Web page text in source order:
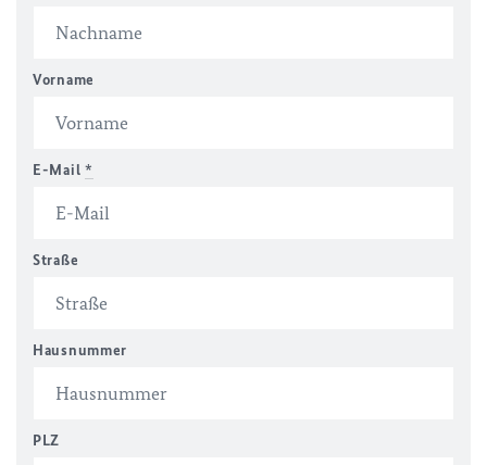
Vorname
E-Mail *
Straße
Hausnummer
PLZ